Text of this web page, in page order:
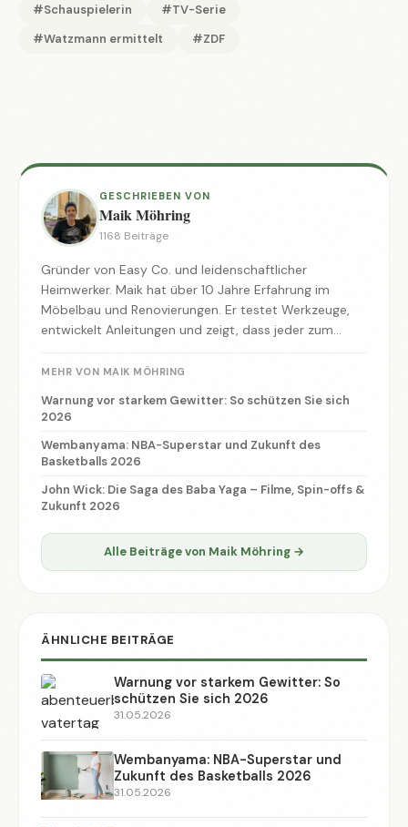
#Schauspielerin
#TV-Serie
#Watzmann ermittelt
#ZDF
GESCHRIEBEN VON
Maik Möhring
1168 Beiträge
Gründer von Easy Co. und leidenschaftlicher
Heimwerker. Maik hat über 10 Jahre Erfahrung im
Möbelbau und Renovierungen. Er testet Werkzeuge,
entwickelt Anleitungen und zeigt, dass jeder zum
MEHR VON MAIK MÖHRING
Warnung vor starkem Gewitter: So schützen Sie sich
2026
Wembanyama: NBA-Superstar und Zukunft des
Basketballs 2026
John Wick: Die Saga des Baba Yaga – Filme, Spin-offs &
Zukunft 2026
Alle Beiträge von Maik Möhring →
ÄHNLICHE BEITRÄGE
Warnung vor starkem Gewitter: So
schützen Sie sich 2026
31.05.2026
Wembanyama: NBA-Superstar und
Zukunft des Basketballs 2026
31.05.2026